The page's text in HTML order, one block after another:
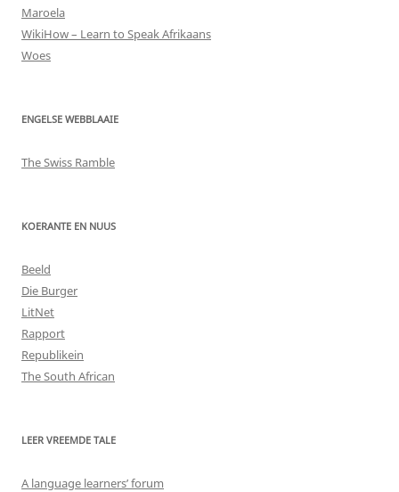
Maroela
WikiHow – Learn to Speak Afrikaans
Woes
ENGELSE WEBBLAAIE
The Swiss Ramble
KOERANTE EN NUUS
Beeld
Die Burger
LitNet
Rapport
Republikein
The South African
LEER VREEMDE TALE
A language learners’ forum